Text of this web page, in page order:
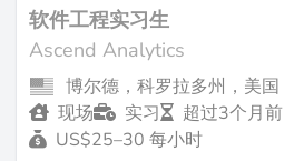
规模
约170名员工（来源：
3150万美元（日期未说明，可能
源： cbinsights.com）。
他们的业务
软件工程实习生
Ascend Analytics
博尔德，科罗拉多州，美国
现场
实习
超过3个月前
US$25–30 每小时